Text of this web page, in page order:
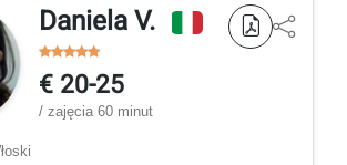
Daniela V.
€ 20-25
/ zajęcia 60 minut